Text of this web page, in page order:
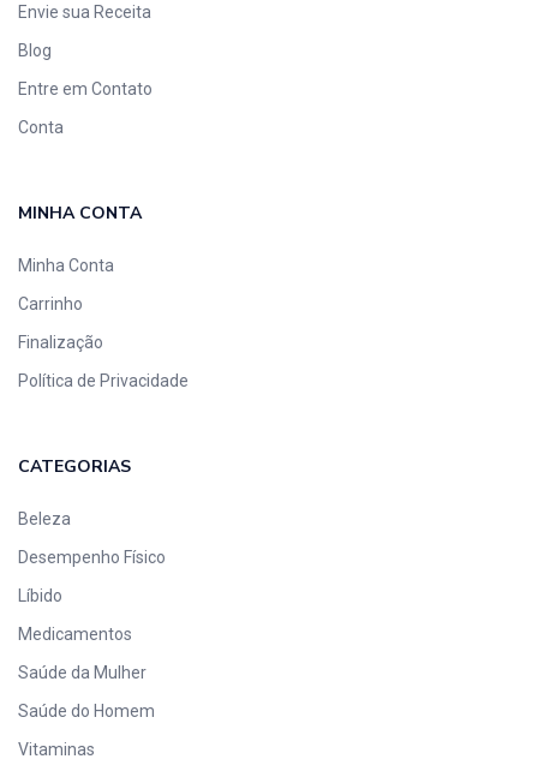
Envie sua Receita
Blog
Entre em Contato
Conta
MINHA CONTA
Minha Conta
Carrinho
Finalização
Política de Privacidade
CATEGORIAS
Beleza
Desempenho Físico
Líbido
Medicamentos
Saúde da Mulher
Saúde do Homem
Vitaminas